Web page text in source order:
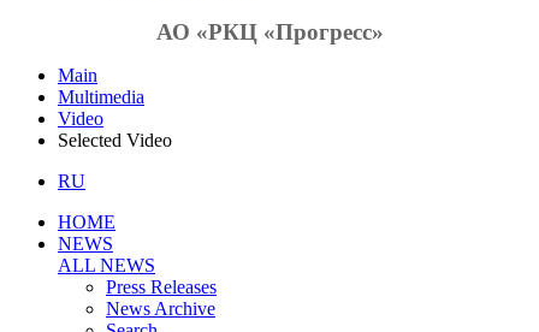
АО «РКЦ «Прогресс»
Main
Multimedia
Video
Selected Video
RU
HOME
NEWS
ALL NEWS
Press Releases
News Archive